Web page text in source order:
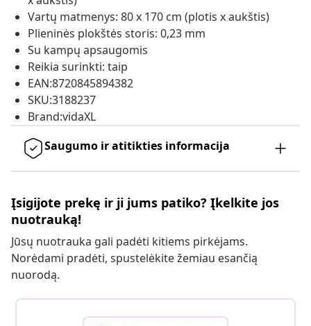
Vartų matmenys: 80 x 170 cm (plotis x aukštis)
Plieninės plokštės storis: 0,23 mm
Su kampų apsaugomis
Reikia surinkti: taip
EAN:8720845894382
SKU:3188237
Brand:vidaXL
Saugumo ir atitikties informacija
Įsigijote prekę ir ji jums patiko? Įkelkite jos
nuotrauką!
Jūsų nuotrauka gali padėti kitiems pirkėjams.
Norėdami pradėti, spustelėkite žemiau esančią
nuorodą.